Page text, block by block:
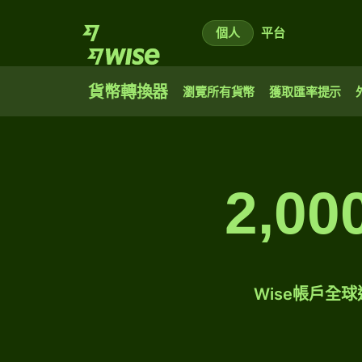
個人 平台
貨幣轉換器 瀏覽所有貨幣 獲取匯率提示
Wise帳戶全球